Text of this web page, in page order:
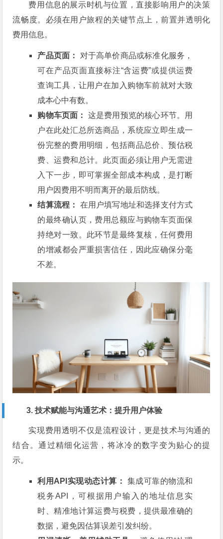
费用信息的展示时机与位置，直接影响用户的决策
流畅度。必须在用户旅程的关键节点上，前置并透明化
费用信息。
产品页面：
对于高单价商品或标准化服务，
可在产品页面直接标注“含运费”或提供运费
查询工具，让用户在加入购物车前就对大致
成本心中有数。
购物车页面：
这是费用预览的核心环节。用
户在此处汇总所选商品，系统应立即生成一
份完整的费用明细，包括商品总价、预估税
费、运费和总计。此页面必须让用户无需进
入下一步，即可掌握全部成本构成，是打断
用户因费用不明而离开的最后防线。
结算流程：
在用户填写地址和选择支付方式
的最终确认页，费用总额应与购物车页面保
持绝对一致。此环节是最终复核，任何费用
的增减都会严重损害信任，因此应确保分毫
不差。
3. 技术赋能与沟通艺术：提升用户体验
实现费用透明不仅是流程设计，更是技术与沟通的
结合。通过精细化运营，将冰冷的数字变为贴心的提
示。
利用API实现动态计算：
集成可靠的物流和
税务API，可根据用户输入的地址信息实
时、精准地计算运费与税费，提供最准确的
数据，避免因估算误差引发纠纷。